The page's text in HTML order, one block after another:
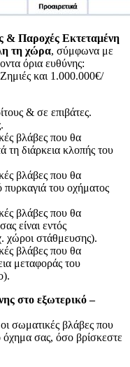
& Παροχές Εκτεταμένη
τη χώρα, σύμφωνα με
όρια ευθύνης:
και 1.000.000€/
& σε επιβάτες.
βλάβες που θα
τη διάρκεια κλοπής του
βλάβες που θα
του οχήματος
βλάβες που θα
είναι εντός
στάθμευσης).
βλάβες που θα
μεταφοράς του
στο εξωτερικό –
οι σωματικές βλάβες που
όχημα σας, όσο βρίσκεστε